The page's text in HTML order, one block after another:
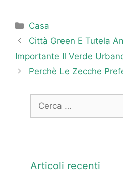
Categorie
Casa
Città Green E Tutela
Importante Il Verde
Perchè Le Zecche
Ricerca
Articoli recenti